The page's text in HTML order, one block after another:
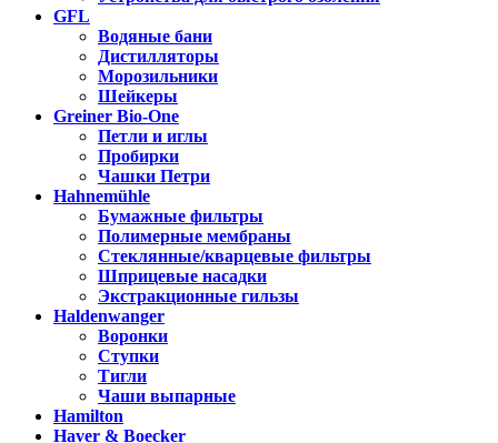
GFL
Водяные бани
Дистилляторы
Морозильники
Шейкеры
Greiner Bio-One
Петли и иглы
Пробирки
Чашки Петри
Hahnemühle
Бумажные фильтры
Полимерные мембраны
Стеклянные/кварцевые фильтры
Шприцевые насадки
Экстракционные гильзы
Haldenwanger
Воронки
Ступки
Тигли
Чаши выпарные
Hamilton
Haver & Boecker